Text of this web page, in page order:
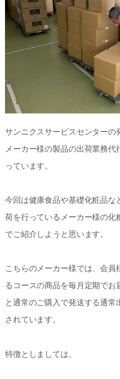
サンニクスサービスセンターの
メーカー様の製品の出荷業務
っています。
今回は健康食品や基礎化粧品な
荷を行っているメーカー様の化
でご紹介しようと思います。
こちらのメーカー様では、会員
るコースの商品を毎月定期でお
と通常のご購入で発送する通
されています。
特徴としましては、